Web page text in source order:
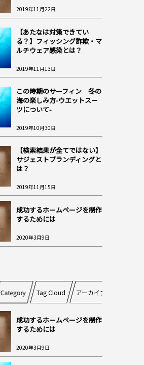
2019年11月22日
【あたなは対策できてい
る？】フィッシング詐欺・マ
ルチウェア感染とは？
2019年11月13日
この時期のサーフィン 冬の
海の楽しみ方-ウエットスー
ツについて-
2019年10月30日
【検索結果が全てではない】
サジェストブランディングと
は？
2019年11月15日
成功するホームページを制作
するためには
2020年3月9日
Category Tag Cloud アーカイブ
成功するホームページを制作
するためには
2020年3月9日